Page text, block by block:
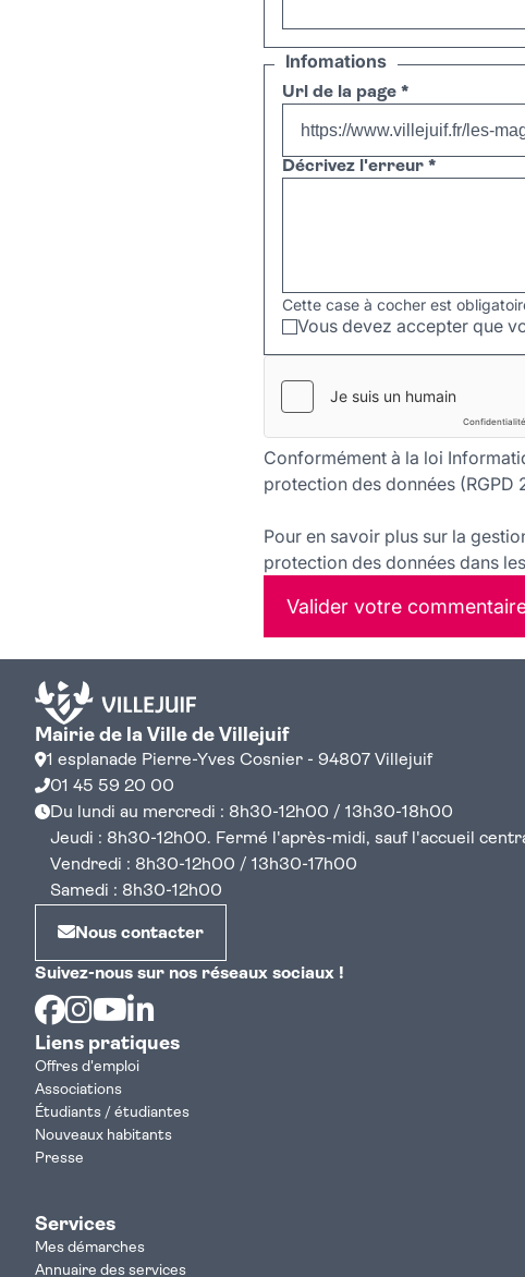
Infomations
Url de la page *
Décrivez l'erreur *
Cette case à cocher est
Vous devez accepter que
Conformément à la loi
protection des données
Pour en savoir plus sur la
protection des données dans
Valider votre
Mairie de la Ville de Villejuif
1 esplanade Pierre-Yves Cosnier - 94807 Villejuif
01 45 59 20 00
Du lundi au mercredi : 8h30-12h00 / 13h30-18h00
Jeudi : 8h30-12h00. Fermé l'après-midi, sauf l'accueil
Vendredi : 8h30-12h00 / 13h30-17h00
Samedi : 8h30-12h00
Nous contacter
Suivez-nous sur nos réseaux sociaux !
Facebook
Instagram
Youtube
Liens pratiques
Offres d'emploi
Associations
Étudiants / étudiantes
Nouveaux habitants
Presse
Services
Mes démarches
Annuaire des services